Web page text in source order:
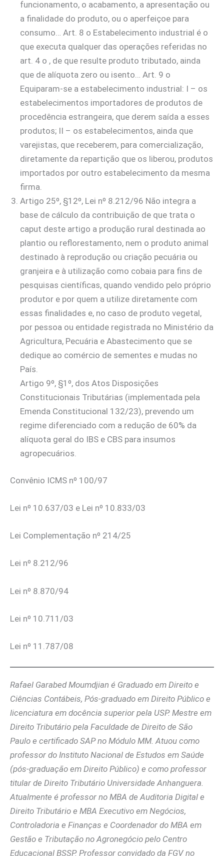
funcionamento, o acabamento, a apresentação ou
a finalidade do produto, ou o aperfeiçoe para
consumo… Art. 8 o Estabelecimento industrial é o
que executa qualquer das operações referidas no
art. 4 o , de que resulte produto tributado, ainda
que de alíquota zero ou isento… Art. 9 o
Equiparam-se a estabelecimento industrial: I – os
estabelecimentos importadores de produtos de
procedência estrangeira, que derem saída a esses
produtos; II – os estabelecimentos, ainda que
varejistas, que receberem, para comercialização,
diretamente da repartição que os liberou, produtos
importados por outro estabelecimento da mesma
firma.
Artigo 25º, §12º, Lei nº 8.212/96 Não integra a
base de cálculo da contribuição de que trata o
caput deste artigo a produção rural destinada ao
plantio ou reflorestamento, nem o produto animal
destinado à reprodução ou criação pecuária ou
granjeira e à utilização como cobaia para fins de
pesquisas científicas, quando vendido pelo próprio
produtor e por quem a utilize diretamente com
essas finalidades e, no caso de produto vegetal,
por pessoa ou entidade registrada no Ministério da
Agricultura, Pecuária e Abastecimento que se
dedique ao comércio de sementes e mudas no
País.
Artigo 9º, §1º, dos Atos Disposições
Constitucionais Tributárias (implementada pela
Emenda Constitucional 132/23), prevendo um
regime diferenciado com a redução de 60% da
alíquota geral do IBS e CBS para insumos
agropecuários.
Convênio ICMS nº 100/97
Lei nº 10.637/03 e Lei nº 10.833/03
Lei Complementação nº 214/25
Lei nº 8.212/96
Lei nº 8.870/94
Lei nº 10.711/03
Lei nº 11.787/08
Rafael Garabed Moumdjian é Graduado em Direito e
Ciências Contábeis, Pós-graduado em Direito Público e
licenciatura em docência superior pela USP. Mestre em
Direito Tributário pela Faculdade de Direito de São
Paulo e certificado SAP no Módulo MM. Atuou como
professor do Instituto Nacional de Estudos em Saúde
(pós-graduação em Direito Público) e como professor
titular de Direito Tributário Universidade Anhanguera.
Atualmente é professor no MBA de Auditoria Digital e
Direito Tributário e MBA Executivo em Negócios,
Controladoria e Finanças e Coordenador do MBA em
Gestão e Tributação no Agronegócio pelo Centro
Educacional BSSP. Professor convidado da FGV no